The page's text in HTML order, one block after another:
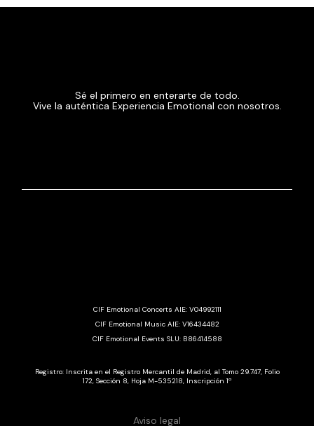
Sé el primero en enterarte de todo.
Vive la auténtica Experiencia Emotional con nosotros.
CIF Emotional Concerts AIE: V04992111
CIF Emotional Music AIE: V16434482
CIF Emotional Events SLU: B86414588
Registro: Inscrita en el Registro Mercantil de Madrid, al Tomo 29.747, Folio
172, Sección 8, Hoja M-535218, Inscripción 1ª
Aviso legal